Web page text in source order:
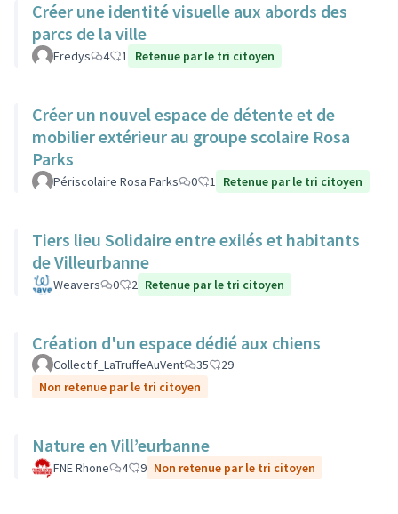
Créer une identité visuelle aux abords des
parcs de la ville
Fredys 4 1 Retenue par le tri citoyen
Créer un nouvel espace de détente et de
mobilier extérieur au groupe scolaire Rosa
Parks
Périscolaire Rosa Parks 0 1 Retenue par le tri citoyen
Tiers lieu Solidaire entre exilés et habitants
de Villeurbanne
Weavers 0 2 Retenue par le tri citoyen
Création d'un espace dédié aux chiens
Collectif_LaTruffeAuVent 35
29
Non retenue par le tri citoyen
Nature en Vill’eurbanne
FNE Rhone 4 9 Non retenue par le tri citoyen